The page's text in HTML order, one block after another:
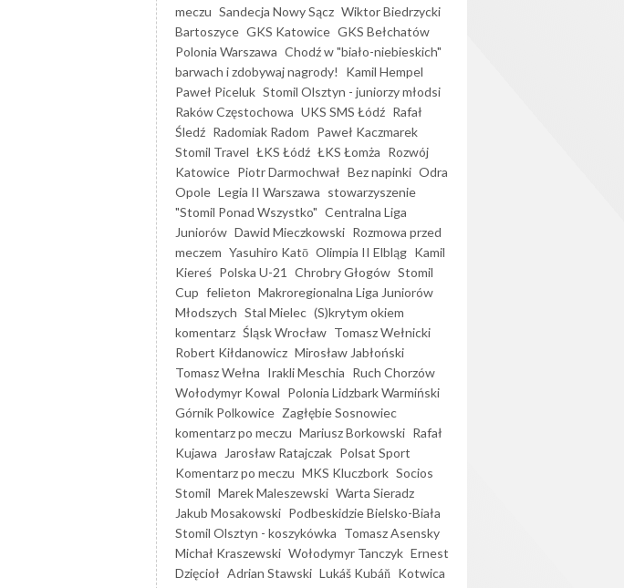
meczu Sandecja Nowy Sącz Wiktor Biedrzycki
Bartoszyce GKS Katowice GKS Bełchatów
Polonia Warszawa Chodź w "biało-niebieskich"
barwach i zdobywaj nagrody!
Kamil Hempel
Paweł Piceluk Stomil Olsztyn - juniorzy młodsi
Raków Częstochowa UKS SMS Łódź Rafał
Śledź Radomiak Radom Paweł Kaczmarek
Stomil Travel ŁKS Łódź ŁKS Łomża Rozwój
Katowice Piotr Darmochwał Bez napinki Odra
Opole Legia II Warszawa stowarzyszenie
"Stomil Ponad Wszystko" Centralna Liga
Juniorów Dawid Mieczkowski Rozmowa przed
meczem Yasuhiro Katō Olimpia II Elbląg Kamil
Kiereś Polska U-21 Chrobry Głogów Stomil
Cup felieton Makroregionalna Liga Juniorów
Młodszych Stal Mielec (S)krytym okiem
komentarz Śląsk Wrocław Tomasz Wełnicki
Robert Kiłdanowicz Mirosław Jabłoński
Tomasz Wełna Irakli Meschia Ruch Chorzów
Wołodymyr Kowal Polonia Lidzbark Warmiński
Górnik Polkowice Zagłębie Sosnowiec
komentarz po meczu Mariusz Borkowski Rafał
Kujawa
Jarosław Ratajczak Polsat Sport
Komentarz po meczu MKS Kluczbork Socios
Stomil Marek Maleszewski Warta Sieradz
Jakub Mosakowski Podbeskidzie Bielsko-Biała
Stomil Olsztyn - koszykówka Tomasz Asensky
Michał Kraszewski Wołodymyr Tanczyk Ernest
Dzięcioł Adrian Stawski Lukáš Kubáň Kotwica